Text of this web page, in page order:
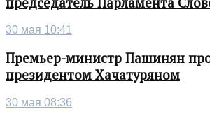
30 мая 10:41
Премьер-министр Пашинян
президентом Хачатуряном
30 мая 08:36